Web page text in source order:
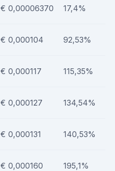
€ 0,00006370 17,4%
€ 0,000104 92,53%
€ 0,000117 115,35%
€ 0,000127 134,54%
€ 0,000131 140,53%
€ 0,000160 195,1%